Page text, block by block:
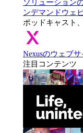
ソリューション
ンデマンドウェ
ポッドキャスト
Nexusのウェブ
注目コンテンツ